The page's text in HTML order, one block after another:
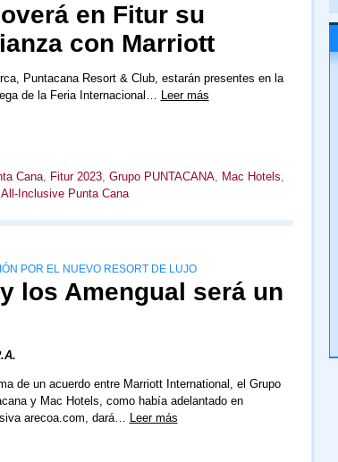
en Fitur su
con Marriott
Puntacana Resort & Club, estarán presentes en la
de la Feria Internacional… Leer más
Cana, Fitur 2023, Grupo PUNTACANA, Mac Hotels,
Inclusive Punta Cana
POR EL NUEVO RESORT DE LUJO
los Amengual será un
de un acuerdo entre Marriott International, el Grupo
y Mac Hotels, como había adelantado en
arecoa.com, dará… Leer más